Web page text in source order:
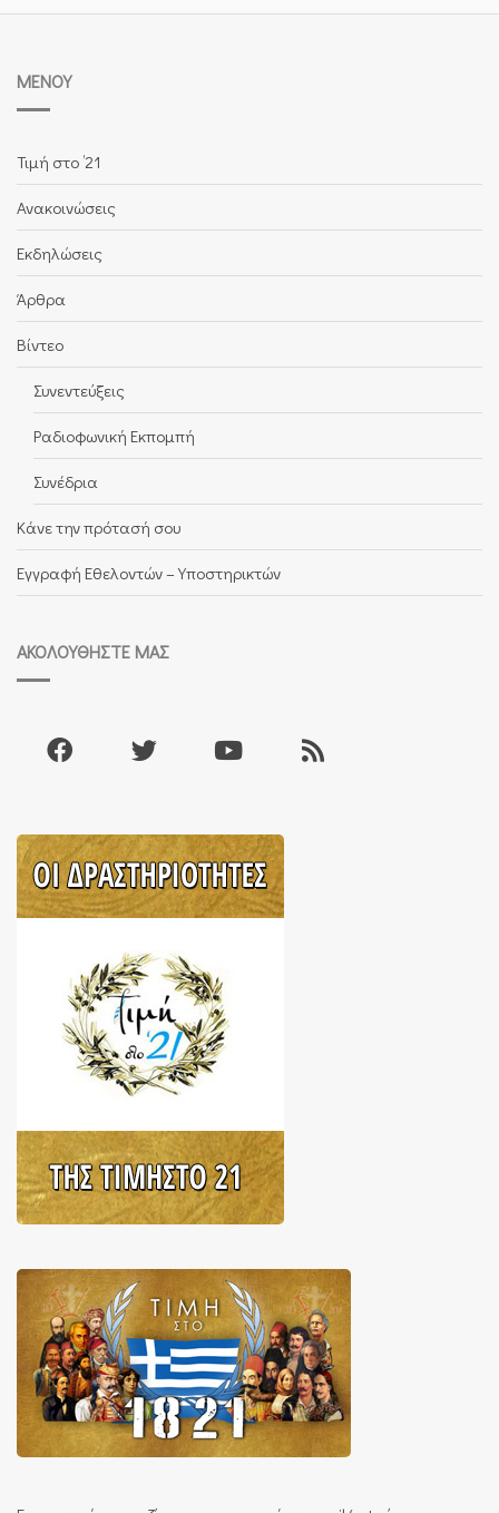
ΜΕΝΟΎ
Τιμή στο ’21
Ανακοινώσεις
Εκδηλώσεις
Άρθρα
Βίντεο
Συνεντεύξεις
Ραδιοφωνική Εκπομπή
Συνέδρια
Κάνε την πρότασή σου
Εγγραφή Εθελοντών – Υποστηρικτών
ΑΚΟΛΟΥΘΉΣΤΕ ΜΑΣ